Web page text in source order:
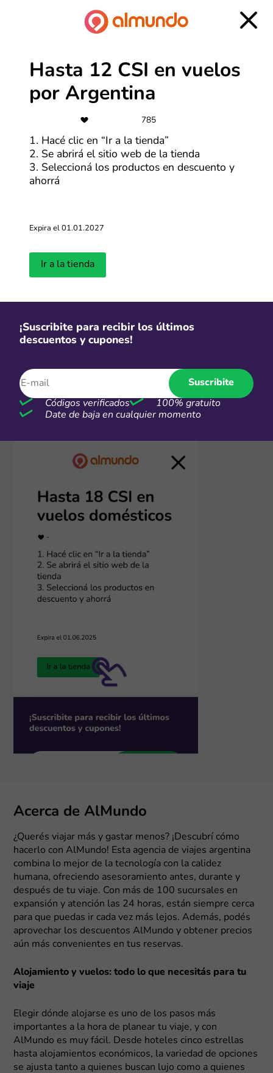
bien, el descuento se va a aplicar y vas a ver la
diferencia en el precio enseguida.
¿Cómo aprovechar los descuentos de AlMundo?
1. Encontrá el descuento o la promo que más te
interese
Hacé clic en "Ir a la tienda" y vas a ser redirigido a la
página de AlMundo donde aparecen las promos o
productos rebajados del momento. ¡Ahora podés
comprar con descuento inmediato!
Acerca de AlMundo
¿Querés viajar más y gastar menos? ¡Descubrí cómo
hacerlo con AlMundo! Esta agencia de viajes argentina
combina lo mejor de la tecnología con la calidez
humana, ofreciendo asesoramiento antes, durante y
después de tu viaje. Con más de 100 sucursales en
expansión y atención las 24 horas, están siempre cerca
para que puedas ir cada vez más lejos. Además, podés
aprovechar los descuentos AlMundo y obtener precios
aún más convenientes en tus reservas.
Alojamiento y vuelos: todo lo que necesitás para tu
viaje
Elegir dónde alojarse es uno de los pasos más
importantes a la hora de planear tu viaje, y con
AlMundo es muy fácil. Desde hoteles cinco estrellas
hasta alojamientos económicos, la variedad de opciones
se ajusta tanto a quienes buscan lujo como a quienes
Hasta 12 CSI en vuelos
por Argentina
785
1. Hacé clic en “Ir a la tienda”
2. Se abrirá el sitio web de la tienda
3. Seleccioná los productos en descuento y
ahorrá
Expira el 01.01.2027
Ir a la tienda
¡Suscribite para recibir los últimos
descuentos y cupones!
Suscribite
Códigos verificados
100% gratuito
Date de baja en cualquier momento